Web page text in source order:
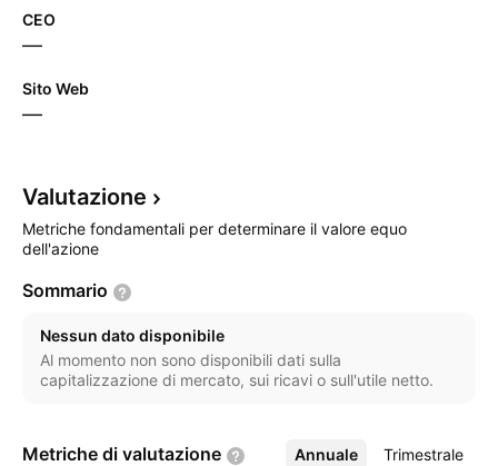
CEO
—
Sito Web
—
Valutazione
Metriche fondamentali per determinare il valore equo
dell'azione
Sommario
Nessun dato disponibile
Al momento non sono disponibili dati sulla
capitalizzazione di mercato, sui ricavi o sull'utile netto.
Metriche di valutazione Annuale Trimestrale
Altro